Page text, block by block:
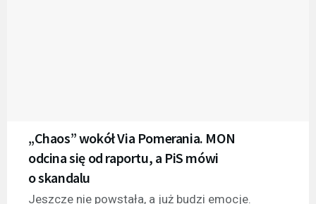
„Chaos” wokół Via Pomerania. MON
odcina się od raportu, a PiS mówi
o skandalu
Jeszcze nie powstała, a już budzi emocje.